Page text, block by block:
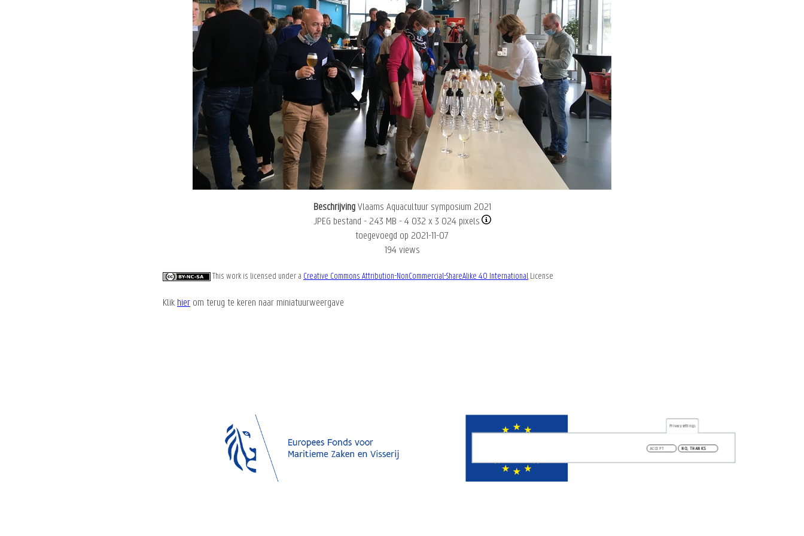
Beschrijving Vlaams Aquacultuur symposium 2021
JPEG bestand - 2.43 MB - 4 032 x 3 024 pixels
toegevoegd op 2021-11-07
194 views
This work is licensed under a Creative Commons Attribution-NonCommercial-ShareAlike 4.0 International License
Klik hier om terug te keren naar miniatuurweergave
Privacy settings
ACCEPT NO, THANKS